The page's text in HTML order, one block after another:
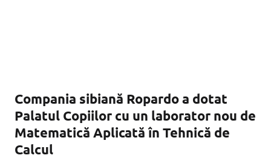
Compania sibiană Ropardo a dotat
Palatul Copiilor cu un laborator nou de
Matematică Aplicată în Tehnică de
Calcul